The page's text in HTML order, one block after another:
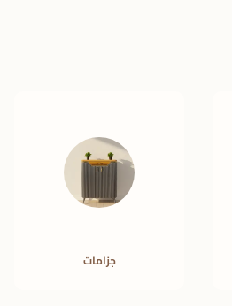
جزامات